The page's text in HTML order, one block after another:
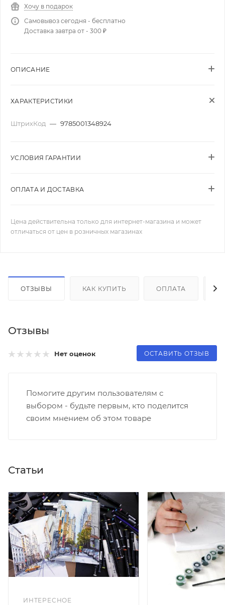
Хочу в подарок
Самовывоз сегодня - бесплатно
Доставка завтра от - 300 ₽
ОПИСАНИЕ
ХАРАКТЕРИСТИКИ
ШтрихКод — 9785001348924
УСЛОВИЯ ГАРАНТИИ
ОПЛАТА И ДОСТАВКА
Цена действительна только для интернет-магазина и может
отличаться от цен в розничных магазинах
ОТЗЫВЫ КАК КУПИТЬ ОПЛАТА
Отзывы
Нет оценок ОСТАВИТЬ ОТЗЫВ
Помогите другим пользователям с
выбором - будьте первым, кто поделится
своим мнением об этом товаре
Статьи
ИНТЕРЕСНОЕ